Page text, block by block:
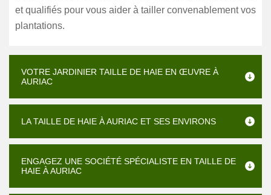
et qualifiés pour vous aider à tailler convenablement vos
plantations.
VOTRE JARDINIER TAILLE DE HAIE EN ŒUVRE À
AURIAC
LA TAILLE DE HAIE À AURIAC ET SES ENVIRONS
ENGAGEZ UNE SOCIÉTÉ SPÉCIALISTE EN TAILLE DE
HAIE À AURIAC